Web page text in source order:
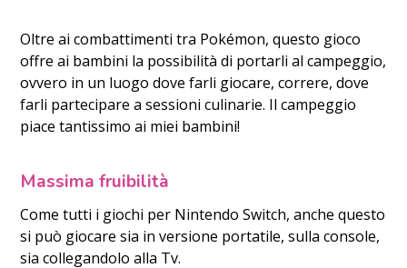
Oltre ai combattimenti tra Pokémon, questo gioco
offre ai bambini la possibilità di portarli al campeggio,
ovvero in un luogo dove farli giocare, correre, dove
farli partecipare a sessioni culinarie. Il campeggio
piace tantissimo ai miei bambini!
Massima fruibilità
Come tutti i giochi per Nintendo Switch, anche questo
si può giocare sia in versione portatile, sulla console,
sia collegandolo alla Tv.